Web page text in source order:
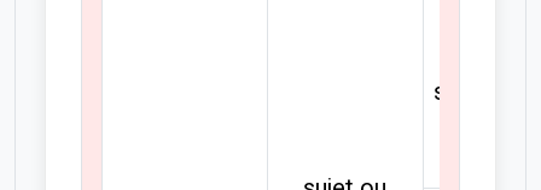
singulier